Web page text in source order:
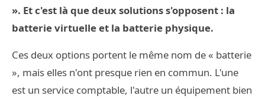
». Et c'est là que deux solutions s'opposent : la
batterie virtuelle et la batterie physique.
Ces deux options portent le même nom de « batterie
», mais elles n'ont presque rien en commun. L'une
est un service comptable, l'autre un équipement bien